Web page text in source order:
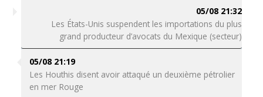
05/08 21:32
Les États-Unis suspendent les importations du plus
grand producteur d’avocats du Mexique (secteur)
05/08 21:19
Les Houthis disent avoir attaqué un deuxième pétrolier
en mer Rouge